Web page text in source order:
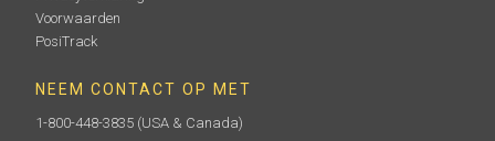
Voorwaarden
PosiTrack
NEEM CONTACT OP MET
1-800-448-3835 (USA & Canada)